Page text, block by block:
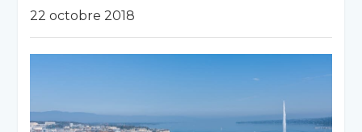
22 octobre 2018